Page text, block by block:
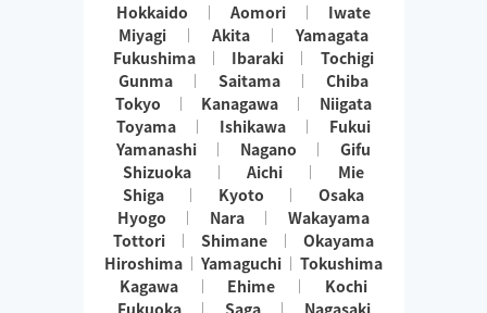
Hokkaido Aomori
Iwate
Miyagi
Akita
Yamagata
Fukushima
Ibaraki
Tochigi
Gunma
Saitama
Chiba
Tokyo
Kanagawa
Niigata
Toyama
Ishikawa
Fukui
Yamanashi
Nagano
Gifu
Shizuoka
Aichi
Mie
Shiga
Kyoto
Osaka
Hyogo
Nara
Wakayama
Tottori
Shimane
Okayama
Hiroshima
Yamaguchi
Tokushima
Kagawa
Ehime
Kochi
Fukuoka
Saga
Nagasaki